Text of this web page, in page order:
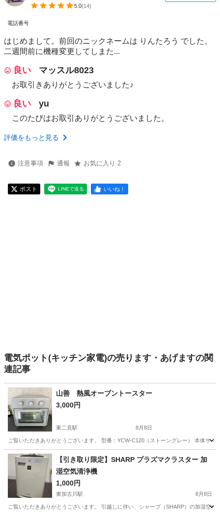
5.0(14)
電話番号
はじめまして。前回のニックネームは りんたろう でした。
二週間前に機種変更してしまた...
良い マッスル8023
お取引きありがとうございました♪
良い yu
このたびはお取引ありがとうございました。
評価をもっと見る
注意事項 通報 お気に入り 2
ポスト LINEで送る いいね！
電気ポット(キッチン家電)の売ります・あげますの関
連記事
山善 熱風オーブントースター
3,000円
東二見駅 8月8日
ご覧いただきありがとうございます。 型番：YCW-C120（ストーングレー） 本体サ
兵庫 明石市 東二見駅 キッチン家電
【引き取り限定】SHARP プラズマクラスター 加
湿空気清浄機
1,000円
東加古川駅 8月8日
ご覧いただきありがとうございます。 引越しに伴い、シャープ（SHARP）の加湿空